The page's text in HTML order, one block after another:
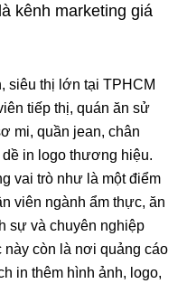
kênh marketing giá
siêu thị lớn tại TPHCM
tiếp thị, quán ăn sử
mi, quần jean, chân
dề in logo thương hiệu.
vai trò như là một điểm
viên ngành ẩm thực, ăn
sự và chuyên nghiệp
này còn là nơi quảng cáo
in thêm hình ảnh, logo,